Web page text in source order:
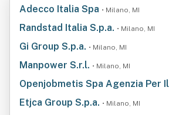
Adecco Italia Spa • Milano, MI
Randstad Italia S.p.a. • Milano, MI
Gi Group S.p.a. • Milano, MI
Manpower S.r.l. • Milano, MI
Openjobmetis Spa Agenzia Per
Etjca Group S.p.a. • Milano, MI